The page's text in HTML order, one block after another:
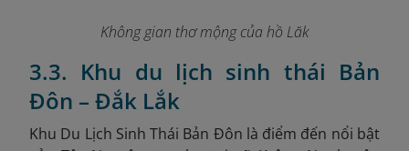
Không gian thơ mộng của hồ Lăk
3.3. Khu du lịch sinh thái Bản
Đôn – Đắk Lắk
Khu Du Lịch Sinh Thái Bản Đôn là điểm đến nổi bật